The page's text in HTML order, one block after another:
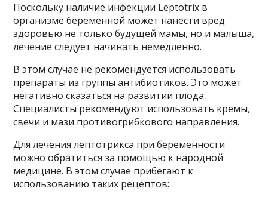
Поскольку наличие инфекции Leptotrix в
организме беременной может нанести вред
здоровью не только будущей мамы, но и малыша,
лечение следует начинать немедленно.
В этом случае не рекомендуется использовать
препараты из группы антибиотиков. Это может
негативно сказаться на развитии плода.
Специалисты рекомендуют использовать кремы,
свечи и мази противогрибкового направления.
Для лечения лептотрикса при беременности
можно обратиться за помощью к народной
медицине. В этом случае прибегают к
использованию таких рецептов: